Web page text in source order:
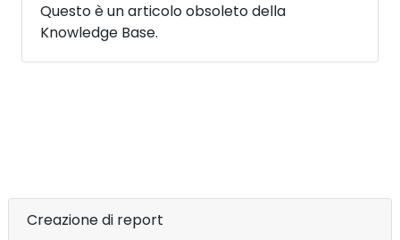
Questo è un articolo obsoleto della
Knowledge Base.
Creazione di report